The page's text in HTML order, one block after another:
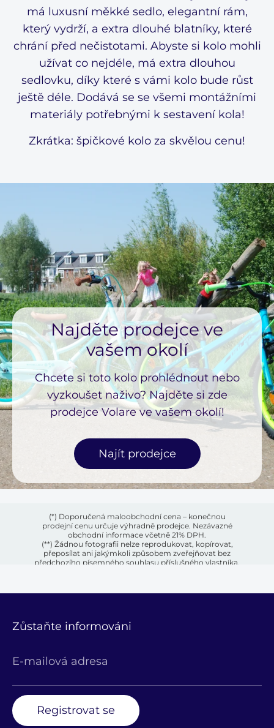
má luxusní měkké sedlo, elegantní rám,
který vydrží, a extra dlouhé blatníky, které
chrání před nečistotami. Abyste si kolo mohli
užívat co nejdéle, má extra dlouhou
sedlovku, díky které s vámi kolo bude růst
ještě déle. Dodává se se všemi montážními
materiály potřebnými k sestavení kola!
Zkrátka: špičkové kolo za skvělou cenu!
Najděte prodejce ve
vašem okolí
Chcete si toto kolo prohlédnout nebo
vyzkoušet naživo? Najděte si zde
prodejce Volare ve vašem okolí!
Najít prodejce
(*) Doporučená maloobchodní cena – konečnou
prodejní cenu určuje výhradně prodejce. Nezávazné
obchodní informace včetně 21% DPH.
(**) Žádnou fotografii nelze reprodukovat, kopírovat,
přeposílat ani jakýmkoli způsobem zveřejňovat bez
předchozího písemného souhlasu příslušného vlastníka.
Zůstaňte informováni
E-mailová adresa
Registrovat se